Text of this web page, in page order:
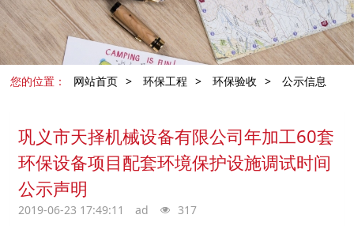
您的位置： 网站首页 > 环保工程 > 环保验收 > 公示信息
巩义市天择机械设备有限公司年加工60套
环保设备项目配套环境保护设施调试时间
公示声明
2019-06-23 17:49:11 ad 317